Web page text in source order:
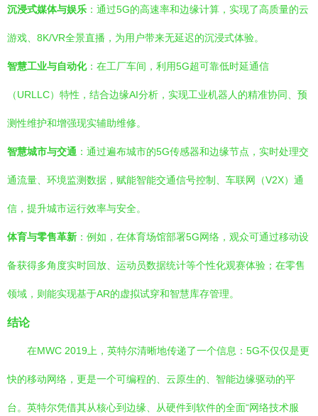
沉浸式媒体与娱乐 ：通过5G的高速率和边缘计算，实现了高质量的云
游戏、8K/VR全景直播，为用户带来无延迟的沉浸式体验。
智慧工业与自动化：在工厂车间，利用5G超可靠低时延通信
（URLLC）特性，结合边缘AI分析，实现工业机器人的精准协同、预
测性维护和增强现实辅助维修。
智慧城市与交通 ：通过遍布城市的5G传感器和边缘节点，实时处理交
通流量、环境监测数据，赋能智能交通信号控制、车联网（V2X）通
信，提升城市运行效率与安全。
体育与零售革新 ：例如，在体育场馆部署5G网络，观众可通过移动设
备获得多角度实时回放、运动员数据统计等个性化观赛体验；在零售
领域，则能实现基于AR的虚拟试穿和智慧库存管理。
结论
在MWC 2019上，英特尔清晰地传递了一个信息：5G不仅仅是更
快的移动网络，更是一个可编程的、云原生的、智能边缘驱动的平
台。英特尔凭借其从核心到边缘、从硬件到软件的全面“网络技术服